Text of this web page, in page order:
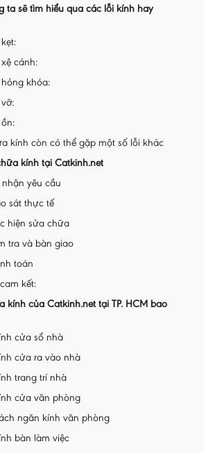
ta sẽ tìm hiểu qua các lỗi kính hay
kính bị kẹt:
cánh:
khóa:
kính còn có thể gặp một số lỗi khác
kính tại Catkinh.net
nhận yêu cầu
sát thực tế
hiện sửa chữa
tra và bàn giao
toán
kết:
kính của Catkinh.net tại TP. HCM bao
cửa sổ nhà
cửa ra vào nhà
trang trí nhà
cửa văn phòng
ngăn kính văn phòng
bàn làm việc